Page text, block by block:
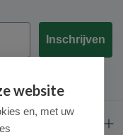
Inschrijven
website
en, met uw